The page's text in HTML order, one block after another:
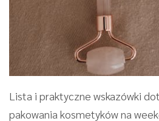
Lista i praktyczne wskazówki
pakowania kosmetyków na